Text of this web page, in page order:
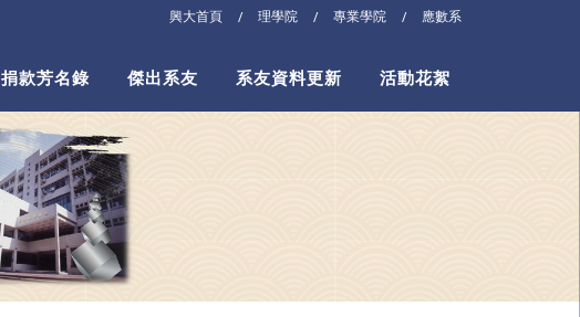
興大首頁 / 理學院 / 專業學院 / 應數系
捐款芳名錄 傑出系友 系友資料更新 活動花絮